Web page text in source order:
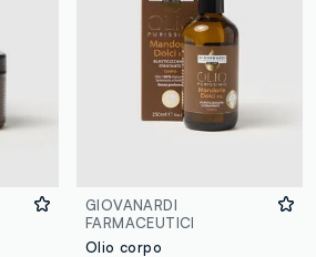
GIOVANARDI
FARMACEUTICI
Olio corpo